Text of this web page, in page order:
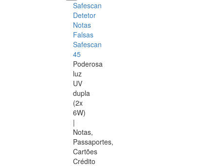
Safescan
Detetor
Notas
Falsas
Safescan
45
Poderosa
luz
UV
dupla
(2x
6W)
|
Notas,
Passaportes,
Cartões
Crédito